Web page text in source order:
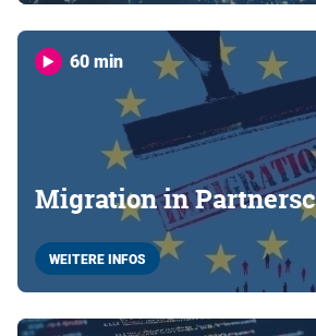
60 min
Migration in
WEITERE INFOS